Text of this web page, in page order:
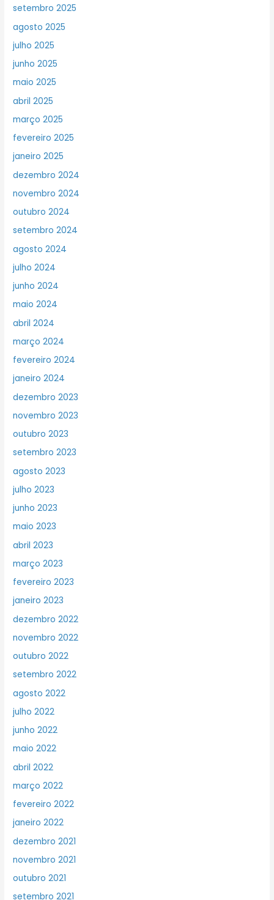
setembro 2025
agosto 2025
julho 2025
junho 2025
maio 2025
abril 2025
março 2025
fevereiro 2025
janeiro 2025
dezembro 2024
novembro 2024
outubro 2024
setembro 2024
agosto 2024
julho 2024
junho 2024
maio 2024
abril 2024
março 2024
fevereiro 2024
janeiro 2024
dezembro 2023
novembro 2023
outubro 2023
setembro 2023
agosto 2023
julho 2023
junho 2023
maio 2023
abril 2023
março 2023
fevereiro 2023
janeiro 2023
dezembro 2022
novembro 2022
outubro 2022
setembro 2022
agosto 2022
julho 2022
junho 2022
maio 2022
abril 2022
março 2022
fevereiro 2022
janeiro 2022
dezembro 2021
novembro 2021
outubro 2021
setembro 2021